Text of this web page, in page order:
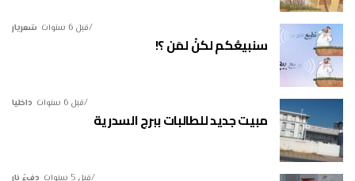
شعريار قبل 6 سنوات
سنبيعُكم لكنْ لمَن ؟!
داخليا قبل 6 سنوات
مبيت جديد للطالبات ببرج السدرية